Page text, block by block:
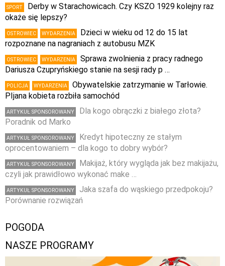
SPORT
Derby w Starachowicach. Czy KSZO 1929 kolejny raz
okaże się lepszy?
OSTROWIEC WYDARZENIA
Dzieci w wieku od 12 do 15 lat
rozpoznane na nagraniach z autobusu MZK
OSTROWIEC WYDARZENIA
Sprawa zwolnienia z pracy radnego
Dariusza Czupryńskiego stanie na sesji rady p …
POLICJA WYDARZENIA
Obywatelskie zatrzymanie w Tarłowie.
PIjana kobieta rozbiła samochód
ARTYKUŁ SPONSOROWANY
Dla kogo obrączki z białego złota?
Poradnik od Marko
ARTYKUŁ SPONSOROWANY
Kredyt hipoteczny ze stałym
oprocentowaniem – dla kogo to dobry wybór?
ARTYKUŁ SPONSOROWANY
Makijaż, który wygląda jak bez makijażu,
czyli jak prawidłowo wykonać make …
ARTYKUŁ SPONSOROWANY
Jaka szafa do wąskiego przedpokoju?
Porównanie rozwiązań
POGODA
NASZE PROGRAMY